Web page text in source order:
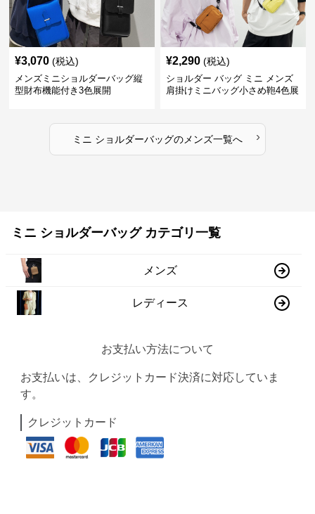
¥3,070 (税込)
メンズミニショルダーバッグ縦
型財布機能付き3色展開
¥2,290 (税込)
ショルダー バッグ ミニ メンズ
肩掛けミニバッグ小さめ鞄4色展
ミニ ショルダーバッグのメンズ一覧へ ›
ミニ ショルダーバッグ カテゴリ一覧
メンズ
レディース
お支払い方法について
お支払いは、クレジットカード決済に対応していま
す。
クレジットカード